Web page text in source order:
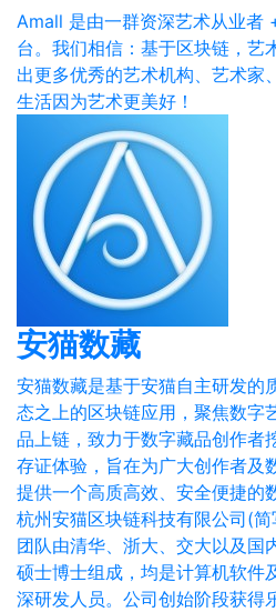
Amall 是由一群资深艺术从业者
台。我们相信：基于区块链，艺
出更多优秀的艺术机构、艺术家
生活因为艺术更美好！
安猫数藏
安猫数藏是基于安猫自主研发的
态之上的区块链应用，聚焦数字
品上链，致力于数字藏品创作者
存证体验，旨在为广大创作者及
提供一个高质高效、安全便捷的
杭州安猫区块链科技有限公司(
团队由清华、浙大、交大以及国
硕士博士组成，均是计算机软件
深研发人员。公司创始阶段获得